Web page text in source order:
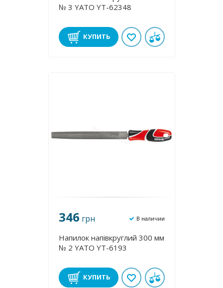
№ 3 YATO YT-62348
КУПИТЬ
346 грн В наличии
Напилок напівкруглий 300 мм
№ 2 YATO YT-6193
КУПИТЬ